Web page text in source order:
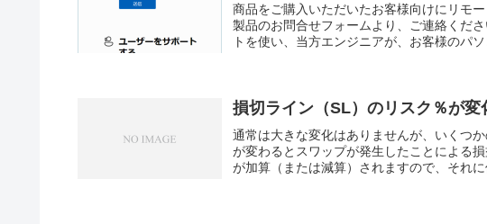
商品をご購入いただいたお客様向けにリモ
製品のお問合せフォームより、ご連絡くだ
トを使い、当方エンジニアが、お客様のパ
損切ライン（SL）のリスク％が変
通常は大きな変化はありませんが、いくつ
が変わるとスワップが発生したことによる
が加算（または減算）されますので、それ